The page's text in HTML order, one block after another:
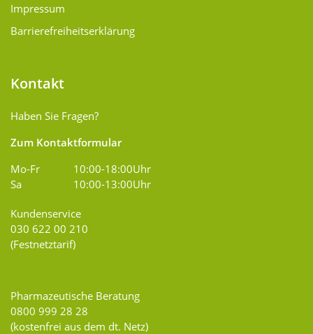
Impressum
Barrierefreiheitserklärung
Kontakt
Haben Sie Fragen?
Zum Kontaktformular
Mo-Fr
10:00-18:00Uhr
Sa
10:00-13:00Uhr
Kundenservice
030 622 00 210
(Festnetztarif)
Pharmazeutische Beratung
0800 999 28 28
(kostenfrei aus dem dt. Netz)